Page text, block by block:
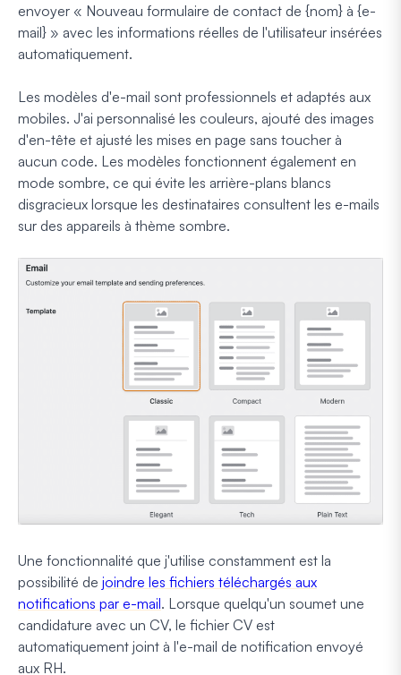
envoyer « Nouveau formulaire de contact de {nom} à {e-
mail} » avec les informations réelles de l'utilisateur insérées
automatiquement.
Les modèles d'e-mail sont professionnels et adaptés aux
mobiles. J'ai personnalisé les couleurs, ajouté des images
d'en-tête et ajusté les mises en page sans toucher à
aucun code. Les modèles fonctionnent également en
mode sombre, ce qui évite les arrière-plans blancs
disgracieux lorsque les destinataires consultent les e-mails
sur des appareils à thème sombre.
Une fonctionnalité que j'utilise constamment est la
possibilité de joindre les fichiers téléchargés aux
notifications par e-mail. Lorsque quelqu'un soumet une
candidature avec un CV, le fichier CV est
automatiquement joint à l'e-mail de notification envoyé
aux RH.